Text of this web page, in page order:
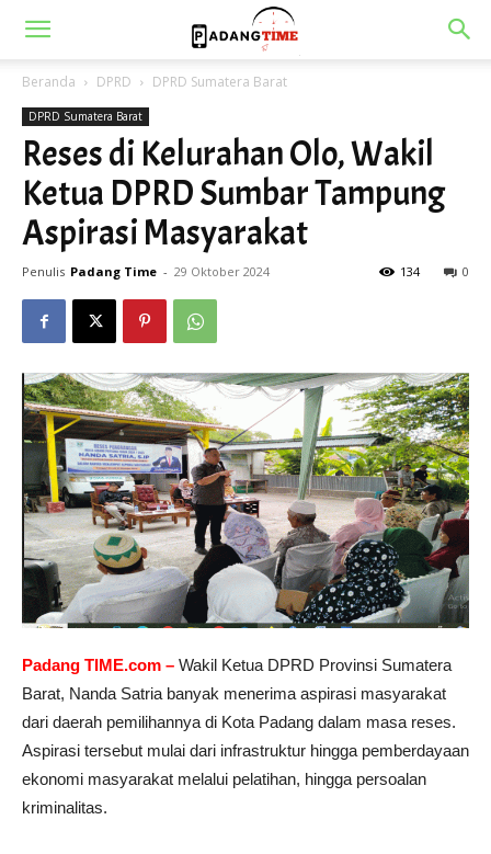
Beranda DPRD DPRD Sumatera Barat
DPRD Sumatera Barat
Reses di Kelurahan Olo, Wakil
Ketua DPRD Sumbar Tampung
Aspirasi Masyarakat
Penulis Padang Time - 29 Oktober 2024 0
134
Padang TIME.com – Wakil Ketua DPRD Provinsi Sumatera
Barat, Nanda Satria banyak menerima aspirasi masyarakat
dari daerah pemilihannya di Kota Padang dalam masa reses.
Aspirasi tersebut mulai dari infrastruktur hingga pemberdayaan
ekonomi masyarakat melalui pelatihan, hingga persoalan
kriminalitas.